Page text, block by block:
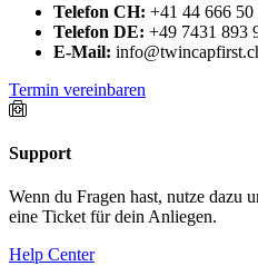
Telefon CH: +41 44 666 50
Telefon DE: +49 7431 893
E-Mail:
Termin vereinbaren
Support
Wenn du Fragen hast, nutze dazu
eine Ticket für dein Anliegen.
Help Center